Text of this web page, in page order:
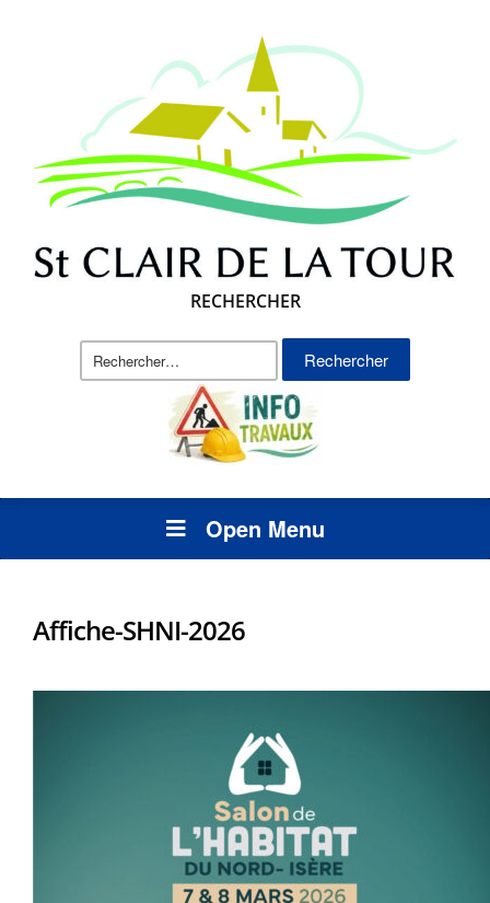
RECHERCHER
Rechercher :
Open Menu
Affiche-SHNI-2026